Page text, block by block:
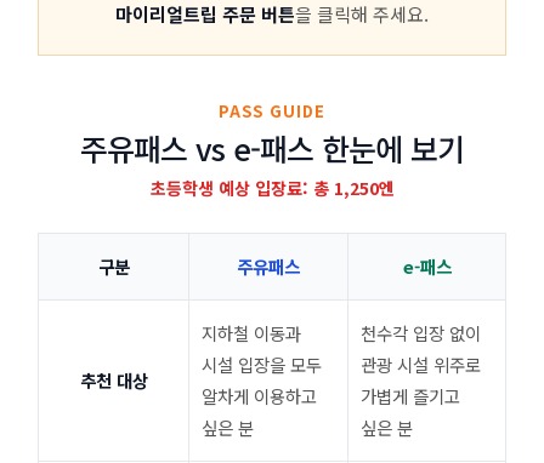
마이리얼트립 주문 버튼을 클릭해 주세요.
PASS GUIDE
주유패스 vs e-패스 한눈에 보기
초등학생 예상 입장료: 총 1,250엔
구분 주유패스 e-패스
추천 대상
지하철 이동과
시설 입장을 모두
알차게 이용하고
싶은 분
천수각 입장 없이
관광 시설 위주로
가볍게 즐기고
싶은 분